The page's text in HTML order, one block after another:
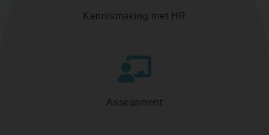
Kennismaking met HR
Assessment